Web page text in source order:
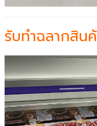
รับทำฉลากสิน